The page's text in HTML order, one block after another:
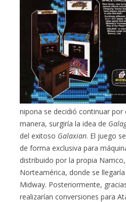
nipona se decidió continuar por
manera, surgiría la idea de
del exitoso Galaxian. El juego
de forma exclusiva para
distribuido por la propia
Norteamérica, donde se
Midway. Posteriormente,
realizarían conversiones para